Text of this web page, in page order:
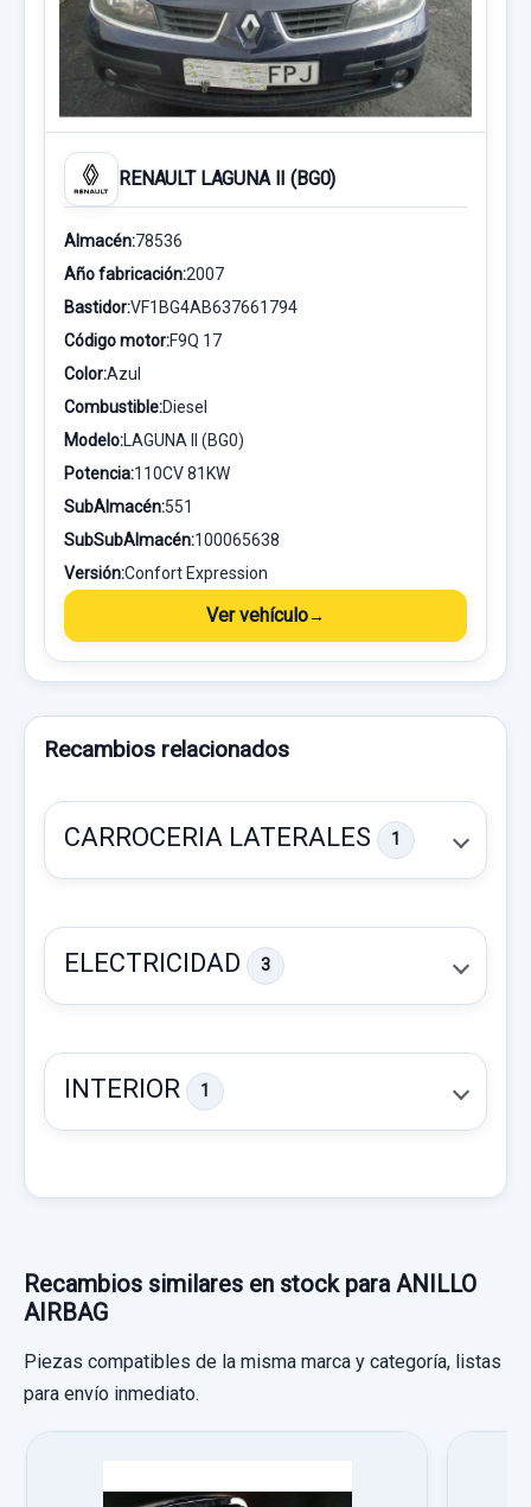
RENAULT LAGUNA II (BG0)
Almacén:78536
Año fabricación:2007
Bastidor:VF1BG4AB637661794
Código motor:F9Q 17
Color:Azul
Combustible:Diesel
Modelo:LAGUNA II (BG0)
Potencia:110CV 81KW
SubAlmacén:551
SubSubAlmacén:100065638
Versión:Confort Expression
Ver vehículo
Recambios relacionados
CARROCERIA LATERALES 1
RETROVISOR IZQUIERDO ELECTR 5PINS AZUL
RETROVISOR IZQUIERDO ELECTR 5PINS
AZUL usado.
RENAULT LAGUNA II (BG0) CONFORT
ELECTRICIDAD 3
CENTRALITA AIRBAG 8200687756 8200687756
INTERIOR 1
Recambios similares en stock para ANILLO
AIRBAG
Piezas compatibles de la misma marca y categoría, listas
para envío inmediato.